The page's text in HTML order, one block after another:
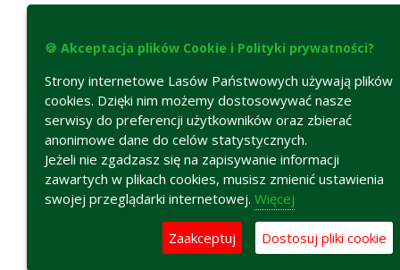
🍪 Akceptacja plików Cookie i Polityki prywatności?
Strony internetowe Lasów Państwowych używają plików
cookies. Dzięki nim możemy dostosowywać nasze
serwisy do preferencji użytkowników oraz zbierać
anonimowe dane do celów statystycznych.
Jeżeli nie zgadzasz się na zapisywanie informacji
zawartych w plikach cookies, musisz zmienić ustawienia
swojej przeglądarki internetowej. Więcej
Zaakceptuj Dostosuj pliki cookie